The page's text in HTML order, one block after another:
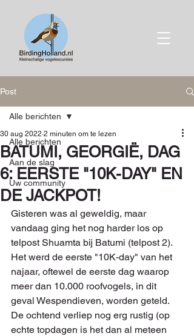
Post
Alle berichten
Aan de slag
Uw community
Alle berichten
BATUMI, GEORGIË, DAG
6: EERSTE "10K-DAY" EN
DE JACKPOT!
30 aug 2022 2 minuten om te lezen
Gisteren was al geweldig, maar
vandaag ging het nog harder los op
telpost Shuamta bij Batumi (telpost 2).
Het werd de eerste "10K-day" van het
najaar, oftewel de eerste dag waarop
meer dan 10.000 roofvogels, in dit
geval Wespendieven, worden geteld.
De ochtend verliep nog erg rustig (op
echte topdagen is het dan al meteen